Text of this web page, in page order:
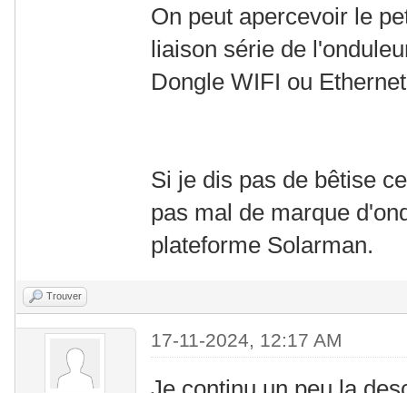
On peut apercevoir le
liaison série de
Dongle WIFI ou
Si je dis pas de bêtise
pas mal de marque
plateforme Solarman.
Trouver
17-11-2024, 12:17 AM